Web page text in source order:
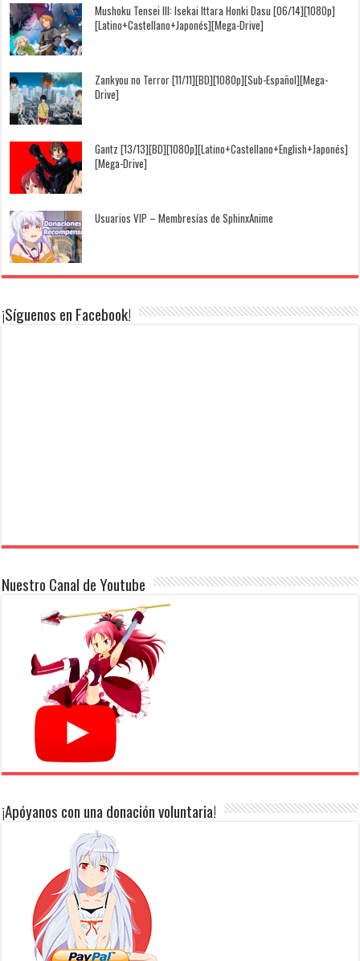
Mushoku Tensei III: Isekai Ittara Honki Dasu [06/14][1080p]
[Latino+Castellano+Japonés][Mega-Drive]
Zankyou no Terror [11/11][BD][1080p][Sub-Español][Mega-
Drive]
Gantz [13/13][BD][1080p][Latino+Castellano+English+Japonés]
[Mega-Drive]
Usuarios VIP – Membresías de SphinxAnime
¡Síguenos en Facebook!
Nuestro Canal de Youtube
¡Apóyanos con una donación voluntaria!